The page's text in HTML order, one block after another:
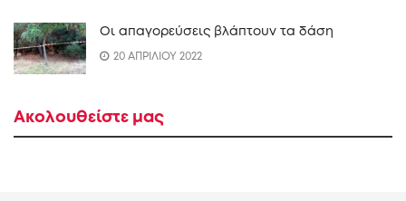
Οι απαγορεύσεις βλάπτουν τα δάση
20 ΑΠΡΙΛΙΟΥ 2022
Ακολουθείστε μας